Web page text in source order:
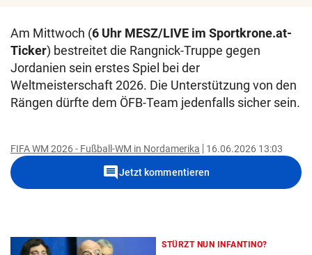
Am Mittwoch (6 Uhr MESZ/LIVE im Sportkrone.at-
Ticker) bestreitet die Rangnick-Truppe gegen
Jordanien sein erstes Spiel bei der
Weltmeisterschaft 2026. Die Unterstützung von den
Rängen dürfte dem ÖFB-Team jedenfalls sicher sein.
FIFA WM 2026 - Fußball-WM in Nordamerika 16.06.2026 13:03
commentJetzt kommentieren
STÜRZT NUN INFANTINO?